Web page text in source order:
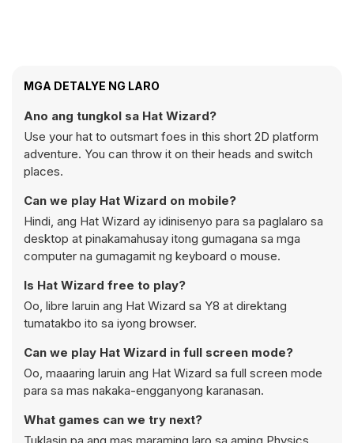
MGA DETALYE NG LARO
Ano ang tungkol sa Hat Wizard?
Use your hat to outsmart foes in this short 2D platform
adventure. You can throw it on their heads and switch
places.
Can we play Hat Wizard on mobile?
Hindi, ang Hat Wizard ay idinisenyo para sa paglalaro sa
desktop at pinakamahusay itong gumagana sa mga
computer na gumagamit ng keyboard o mouse.
Is Hat Wizard free to play?
Oo, libre laruin ang Hat Wizard sa Y8 at direktang
tumatakbo ito sa iyong browser.
Can we play Hat Wizard in full screen mode?
Oo, maaaring laruin ang Hat Wizard sa full screen mode
para sa mas nakaka-engganyong karanasan.
What games can we try next?